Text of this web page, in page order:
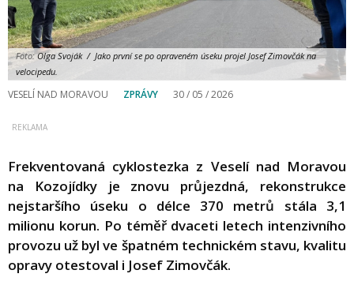
Foto:Olga Svoják / Jako první se po opraveném úseku projel Josef Zimovčák na
velocipedu.
VESELÍ NAD MORAVOU ZPRÁVY 30 / 05 / 2026
Frekventovaná cyklostezka z Veselí nad Moravou
na Kozojídky je znovu průjezdná, rekonstrukce
nejstaršího úseku o délce 370 metrů stála 3,1
milionu korun. Po téměř dvaceti letech intenzivního
provozu už byl ve špatném technickém stavu, kvalitu
opravy otestoval i Josef Zimovčák.